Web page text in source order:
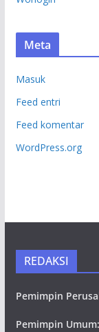
Meta
Masuk
Feed entri
Feed komentar
WordPress.org
REDAKSI
Pemimpin
Pemimpin Umum: